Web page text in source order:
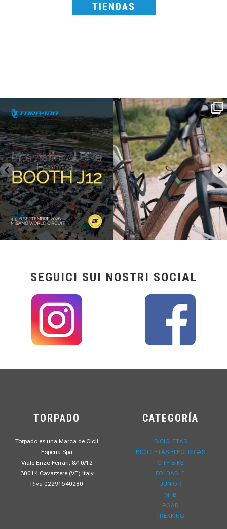
TIENDAS
IBF sta per...
17 1
Kepler R è la gravel pensata per affrontare
lunghe...
27 0
SEGUICI SUI NOSTRI SOCIAL
TORPADO
Torpado es una Marca de Cicli
Esperia Spa
Viale Enzo Ferrari, 8/10/12
30014 Cavarzere (VE) Italy
P.iva 02291540280
CATEGORÍA
BICICLETAS
BICICLETAS ELÉCTRICAS
CITY BIKE
FOLDABLE
JUNIOR
MTB
ROAD
TREKKING